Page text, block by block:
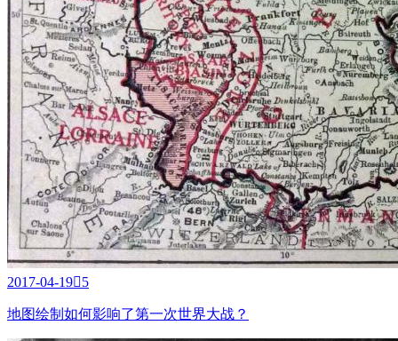
2017-04-195
地图绘制如何影响了第一次世界大战？